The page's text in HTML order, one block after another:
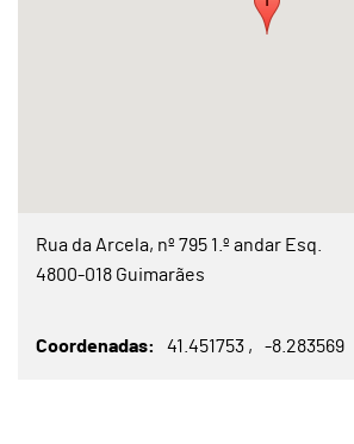
Rua da Arcela, nº 795 1.º andar Esq.
4800-018 Guimarães
Coordenadas 41.451753 -8.283569